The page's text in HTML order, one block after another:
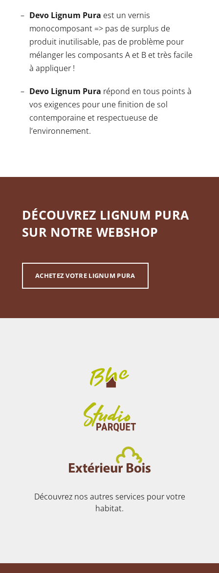
Devo Lignum Pura est un vernis
monocomposant => pas de surplus de
produit inutilisable, pas de problème pour
mélanger les composants A et B et très facile
à appliquer !
Devo Lignum Pura répond en tous points à
vos exigences pour une finition de sol
contemporaine et respectueuse de
l’environnement.
DÉCOUVREZ LIGNUM PURA
SUR NOTRE WEBSHOP
ACHETEZ VOTRE LIGNUM PURA
Découvrez nos autres services pour votre
habitat.